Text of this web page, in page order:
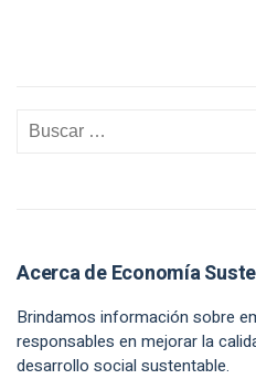
Acerca de Economía
Brindamos información sobre
responsables en mejorar la
desarrollo social sustentable.